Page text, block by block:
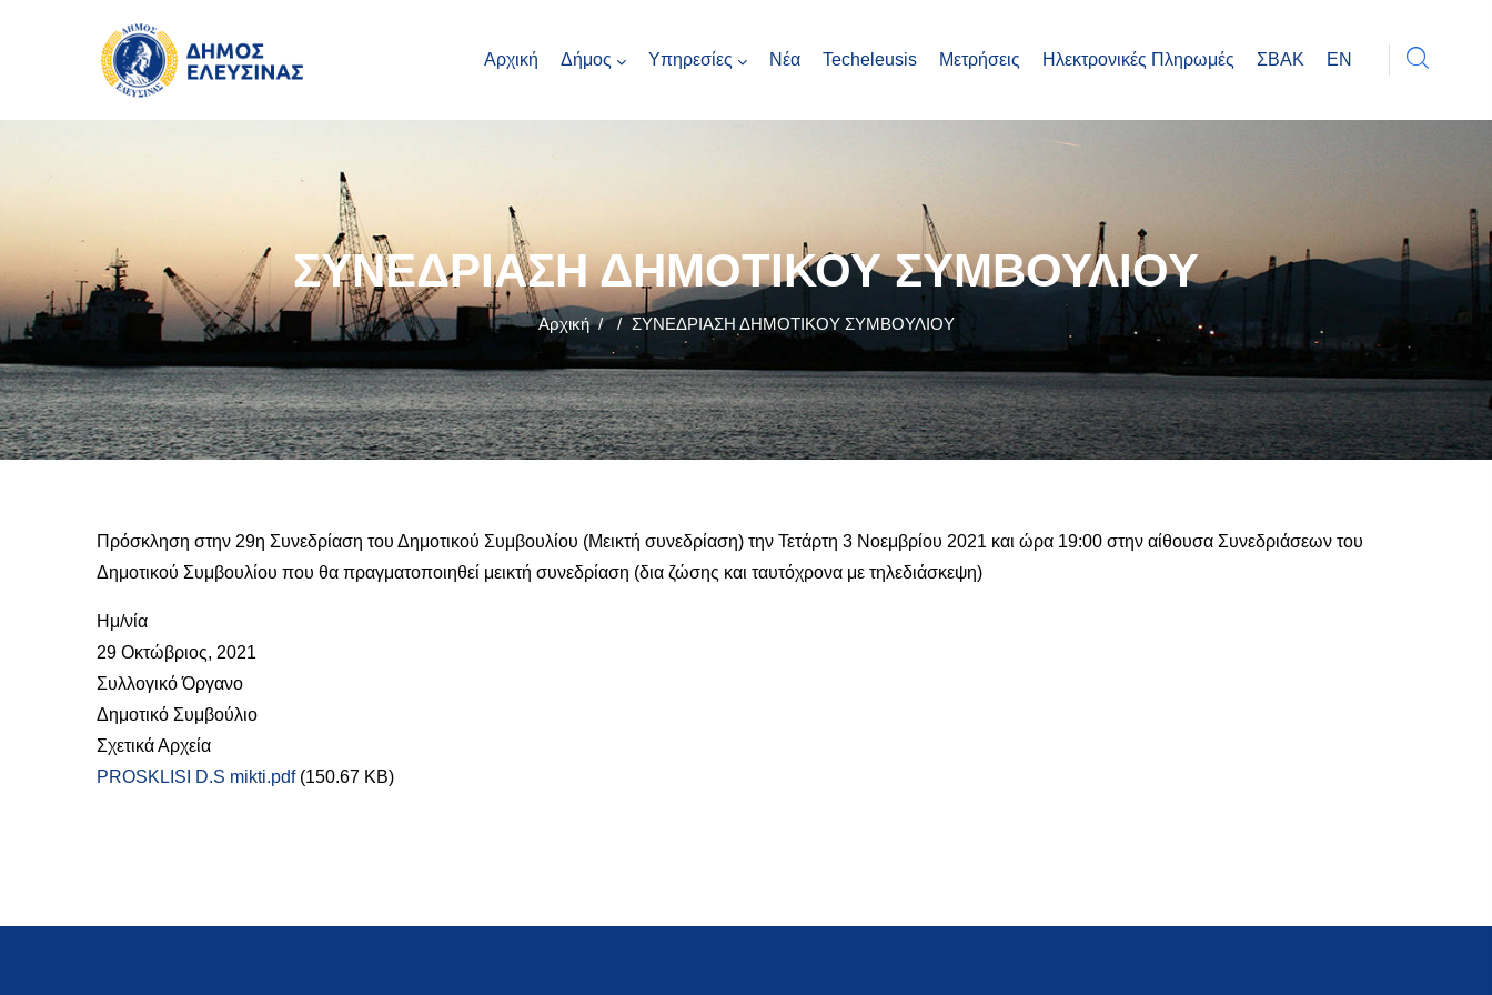
Αρχική Δήμος Υπηρεσίες Νέα Techeleusis Μετρήσεις Ηλεκτρονικές Πληρωμές ΣΒΑΚ EN
ΣΥΝΕΔΡΙΑΣΗ ΔΗΜΟΤΙΚΟΥ ΣΥΜΒΟΥΛΙΟΥ
Αρχική / / ΣΥΝΕΔΡΙΑΣΗ ΔΗΜΟΤΙΚΟΥ ΣΥΜΒΟΥΛΙΟΥ
Πρόσκληση στην 29η Συνεδρίαση του Δημοτικού Συμβουλίου (Μεικτή συνεδρίαση) την Τετάρτη 3 Νοεμβρίου 2021 και ώρα 19:00 στην αίθουσα Συνεδριάσεων του
Δημοτικού Συμβουλίου που θα πραγματοποιηθεί μεικτή συνεδρίαση (δια ζώσης και ταυτόχρονα με τηλεδιάσκεψη)
Ημ/νία
29 Οκτώβριος, 2021
Συλλογικό Όργανο
Δημοτικό Συμβούλιο
Σχετικά Αρχεία
PROSKLISI D.S mikti.pdf (150.67 KB)